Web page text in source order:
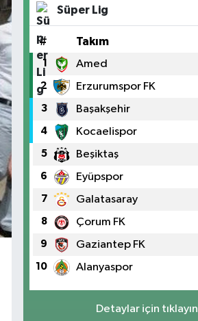
Süper Lig
# Takım
1 Amed
2 Erzurumspor FK
3 Başakşehir
4 Kocaelispor
5 Beşiktaş
6 Eyüpspor
7 Galatasaray
8 Çorum FK
9 Gaziantep FK
10 Alanyaspor
Detaylar için tıklayın